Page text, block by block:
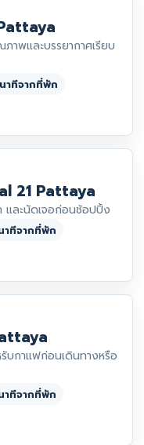
าพและบรรยากาศเรียบ
าทีจากที่พัก
21 Pattaya
และนัดเจอก่อนช้อปปิ้ง
าทีจากที่พัก
บกาแฟก่อนเดินทางหรือ
าทีจากที่พัก